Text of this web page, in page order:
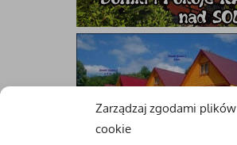
Zarządzaj zgodami plików
cookie